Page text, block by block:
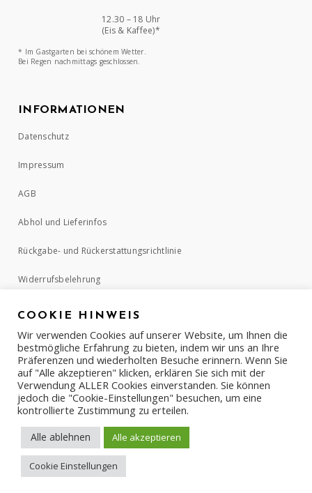
12.30 – 18 Uhr
(Eis & Kaffee)*
* Im Gastgarten bei schönem Wetter.
Bei Regen nachmittags geschlossen.
INFORMATIONEN
Datenschutz
Impressum
AGB
Abhol und Lieferinfos
Rückgabe- und Rückerstattungsrichtlinie
Widerrufsbelehrung
ZAHLUNGSMETHODEN
COOKIE HINWEIS
Wir verwenden Cookies auf unserer Website, um Ihnen die
bestmögliche Erfahrung zu bieten, indem wir uns an Ihre
Präferenzen und wiederholten Besuche erinnern. Wenn Sie
auf "Alle akzeptieren" klicken, erklären Sie sich mit der
Verwendung ALLER Cookies einverstanden. Sie können
jedoch die "Cookie-Einstellungen" besuchen, um eine
kontrollierte Zustimmung zu erteilen.
Alle ablehnen Alle akzeptieren
Cookie Einstellungen